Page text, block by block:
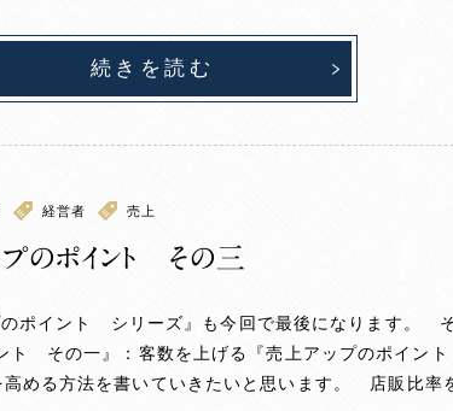
続きを読む
経営者 売上
のポイント その三
ポイント シリーズ』も今回で最後になります。
ト その一』：客数を上げる『売上アップのポイン
める方法を書いていきたいと思います。 店販比率